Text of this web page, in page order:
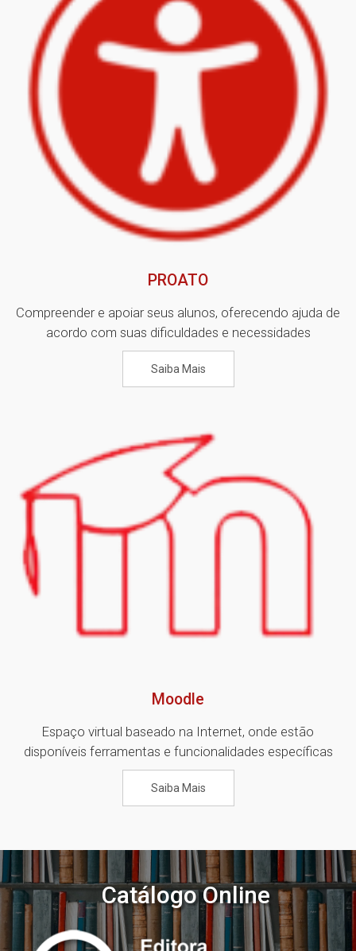
PROATO
Compreender e apoiar seus alunos, oferecendo ajuda de
acordo com suas dificuldades e necessidades
Saiba Mais
Moodle
Espaço virtual baseado na Internet, onde estão
disponíveis ferramentas e funcionalidades específicas
Saiba Mais
Catálogo Online